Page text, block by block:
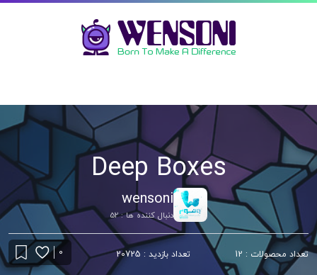
Deep Boxes
wensoni
دنبال کننده ها : 52
تعداد محصولات : 12 تعداد بازدید : 20725 0